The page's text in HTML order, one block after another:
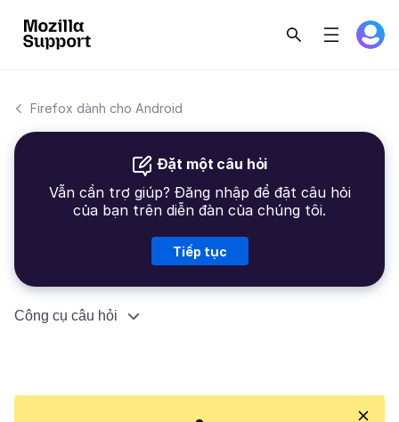
Firefox dành cho Android
Đặt một câu hỏi
Vẫn cần trợ giúp? Đăng nhập để đặt câu hỏi
của bạn trên diễn đàn của chúng tôi.
Tiếp tục
Công cụ câu hỏi